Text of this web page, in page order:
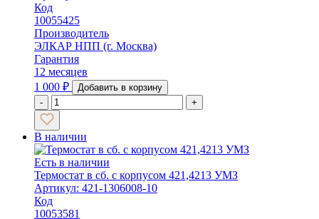
Код
10055425
Производитель
ЭЛКАР НПП (г. Москва)
Гарантия
12 месяцев
1 000 ₽
Добавить в корзину
-
+
В наличии
Есть в наличии
Термостат в сб. с корпусом 421,4213 УМЗ
Артикул: 421-1306008-10
Код
10053581